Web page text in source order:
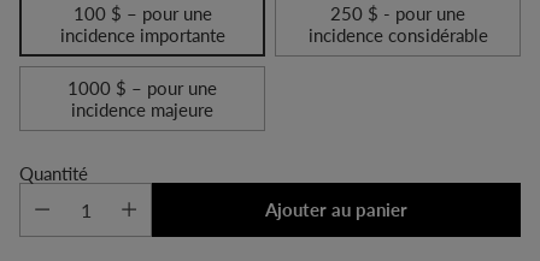
100 $ – pour une
incidence importante
250 $ - pour une
incidence considérable
1000 $ – pour une
incidence majeure
Quantité
Ajouter au panier